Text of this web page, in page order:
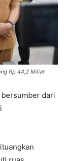
Rp 44,2 Miliar
dari